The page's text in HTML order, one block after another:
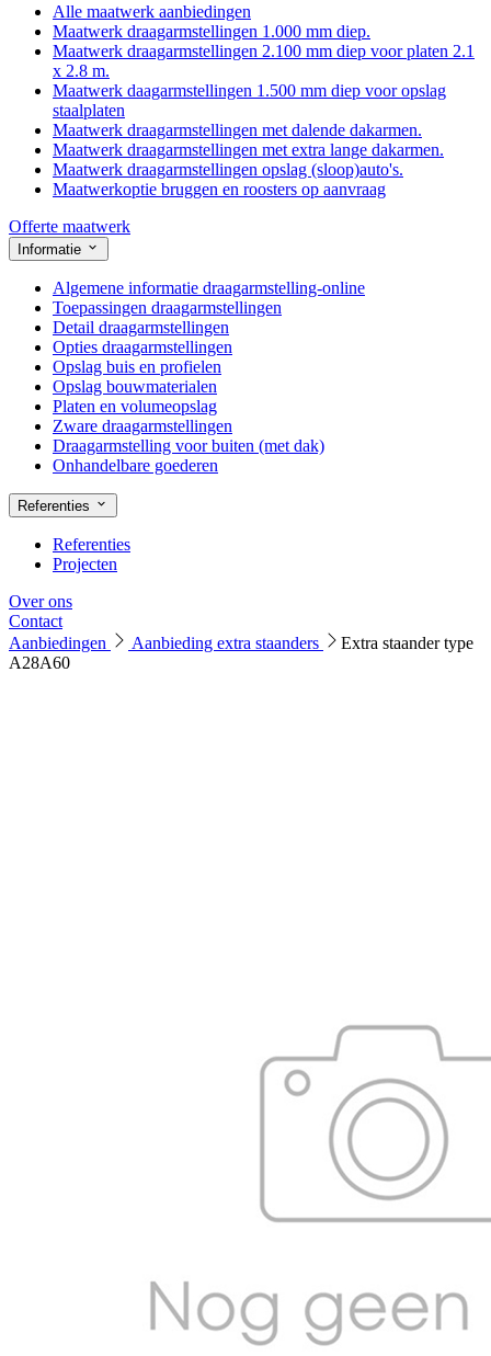
Alle maatwerk aanbiedingen
Maatwerk draagarmstellingen 1.000 mm diep.
Maatwerk draagarmstellingen 2.100 mm diep voor platen 2.1
x 2.8 m.
Maatwerk daagarmstellingen 1.500 mm diep voor opslag
staalplaten
Maatwerk draagarmstellingen met dalende dakarmen.
Maatwerk draagarmstellingen met extra lange dakarmen.
Maatwerk draagarmstellingen opslag (sloop)auto's.
Maatwerkoptie bruggen en roosters op aanvraag
Offerte maatwerk
Informatie
Algemene informatie draagarmstelling-online
Toepassingen draagarmstellingen
Detail draagarmstellingen
Opties draagarmstellingen
Opslag buis en profielen
Opslag bouwmaterialen
Platen en volumeopslag
Zware draagarmstellingen
Draagarmstelling voor buiten (met dak)
Onhandelbare goederen
Referenties
Referenties
Projecten
Over ons
Contact
Aanbiedingen
Aanbieding extra staanders
Extra staander type
A28A60